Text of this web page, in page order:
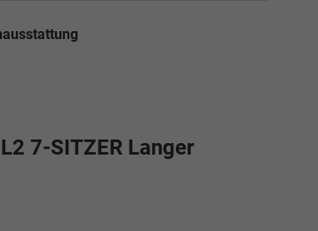
7-SITZER Langer